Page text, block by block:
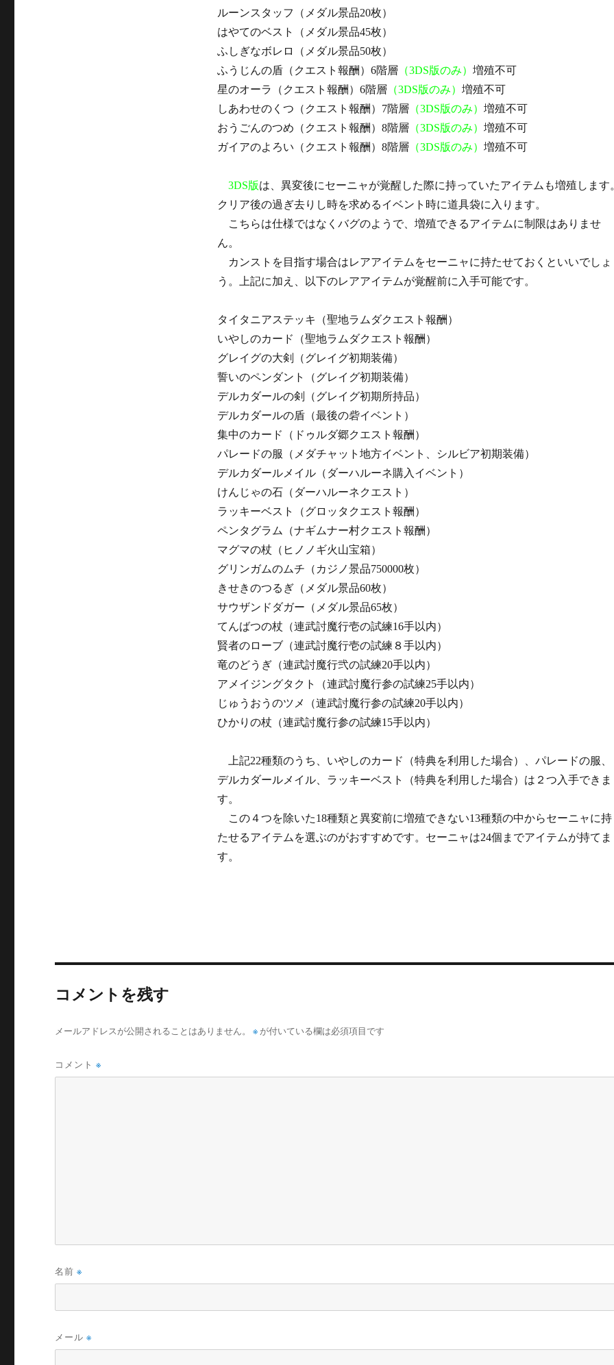
ルーンスタッフ（メダル景品20枚）
はやてのベスト（メダル景品45枚）
ふしぎなボレロ（メダル景品50枚）
ふうじんの盾（クエスト報酬）6階層 （3DS版のみ） 増殖不可
星のオーラ（クエスト報酬）6階層 （3DS版のみ） 増殖不可
しあわせのくつ（クエスト報酬）7階層 （3DS版のみ） 増殖不可
おうごんのつめ（クエスト報酬）8階層 （3DS版のみ） 増殖不可
ガイアのよろい（クエスト報酬）8階層 （3DS版のみ） 増殖不可
3DS版は、異変後にセーニャが覚醒した際に持っていたアイテムも増殖します
クリア後の過ぎ去りし時を求めるイベント時に道具袋に入ります。
こちらは仕様ではなくバグのようで、増殖できるアイテムに制限はありませ
ん。
カンストを目指す場合はレアアイテムをセーニャに持たせておくといいでしょ
う。上記に加え、以下のレアアイテムが覚醒前に入手可能です。
タイタニアステッキ（聖地ラムダクエスト報酬）
いやしのカード（聖地ラムダクエスト報酬）
グレイグの大剣（グレイグ初期装備）
誓いのペンダント（グレイグ初期装備）
デルカダールの剣（グレイグ初期所持品）
デルカダールの盾（最後の砦イベント）
集中のカード（ドゥルダ郷クエスト報酬）
パレードの服（メダチャット地方イベント、シルビア初期装備）
デルカダールメイル（ダーハルーネ購入イベント）
けんじゃの石（ダーハルーネクエスト）
ラッキーベスト（グロッタクエスト報酬）
ペンタグラム（ナギムナー村クエスト報酬）
マグマの杖（ヒノノギ火山宝箱）
グリンガムのムチ（カジノ景品750000枚）
きせきのつるぎ（メダル景品60枚）
サウザンドダガー（メダル景品65枚）
てんばつの杖（連武討魔行壱の試練16手以内）
賢者のローブ（連武討魔行壱の試練８手以内）
竜のどうぎ（連武討魔行弐の試練20手以内）
アメイジングタクト（連武討魔行参の試練25手以内）
じゅうおうのツメ（連武討魔行参の試練20手以内）
ひかりの杖（連武討魔行参の試練15手以内）
上記22種類のうち、いやしのカード（特典を利用した場合）、パレードの服、
デルカダールメイル、ラッキーベスト（特典を利用した場合）は２つ入手できま
す。
この４つを除いた18種類と異変前に増殖できない13種類の中からセーニャに持
たせるアイテムを選ぶのがおすすめです。セーニャは24個までアイテムが持てま
す。
コメントを残す
メールアドレスが公開されることはありません。 ※ が付いている欄は必須項目です
コメント※
名前※
メール※